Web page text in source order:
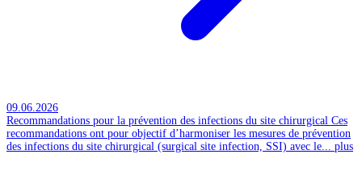
09.06.2026
Recommandations pour la prévention des infections du site chirurgical Ces
recommandations ont pour objectif d’harmoniser les mesures de prévention
des infections du site chirurgical (surgical site infection, SSI) avec le... plus